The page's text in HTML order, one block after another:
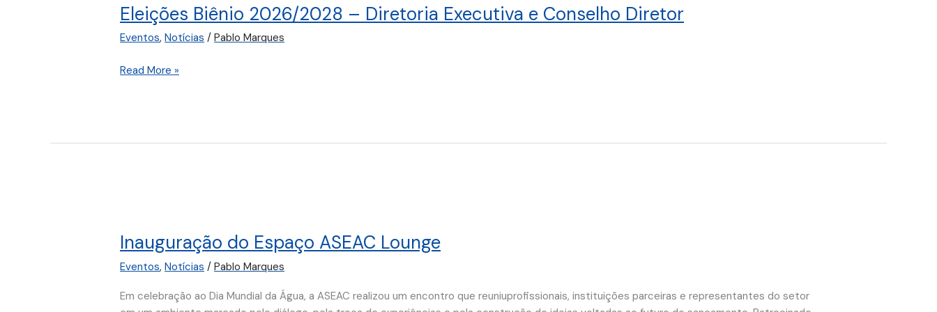
Eleições Biênio 2026/2028 – Diretoria Executiva e Conselho Diretor
Eventos,Notícias /Pablo Marques
2026/2028
Diretoria
e
Read More »
Inauguração do Espaço ASEAC Lounge
Eventos,Notícias /Pablo Marques
Em celebração ao Dia Mundial da Água, a ASEAC realizou um encontro que reuniuprofissionais, instituições parceiras e representantes do setor
Espaço
Lounge